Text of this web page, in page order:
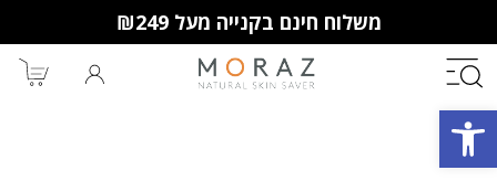
פתח סרגל נגישות
משלוח חינם בקנייה מעל ₪249